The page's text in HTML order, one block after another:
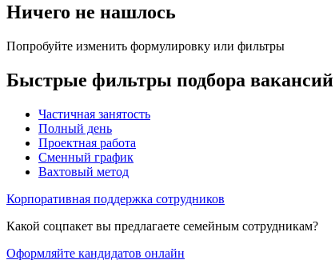
Ничего не нашлось
Попробуйте изменить формулировку или фильтры
Быстрые фильтры подбора вакансий
Частичная занятость
Полный день
Проектная работа
Сменный график
Вахтовый метод
Корпоративная поддержка сотрудников
Какой соцпакет вы предлагаете семейным сотрудникам?
Оформляйте кандидатов онлайн